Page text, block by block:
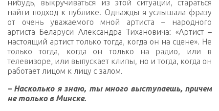
нибудь, выкручиваться из этой ситуации, стараться
найти подход к публике. Однажды я услышала фразу
от очень уважаемого мной артиста – народного
артиста Беларуси Александра Тихановича: «Артист –
настоящий артист только тогда, когда он на сцене». Не
только тогда, когда он только на радио, или в
телевизоре, или выпускает клипы, но и тогда, когда он
работает лицом к лицу с залом.
– Насколько я знаю, ты много выступаешь, причем
не только в Минске.